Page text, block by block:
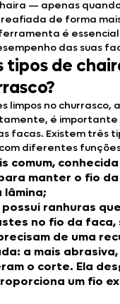
— apenas
de forma
é
das suas
tipos de
limpos no churrasco,
é importante
facas. Existem três
diferentes
comum,
manter o fio
lâmina;
possui ranhuras
no fio da faca,
de uma
a mais
o corte. Ela
um fio